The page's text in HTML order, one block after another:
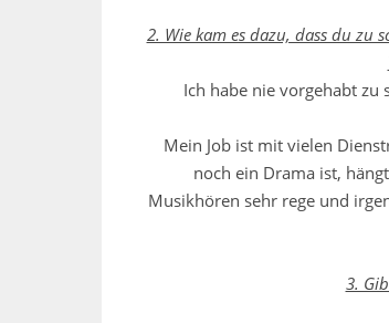
2. Wie kam es dazu, dass du zu
Ich habe nie vorgehabt zu
Mein Job ist mit vielen
noch ein Drama ist,
Musikhören sehr rege und
3.